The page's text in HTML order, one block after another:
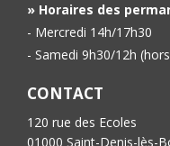
» Horaires des
- Mercredi 14h/17h30
- Samedi 9h30/12h
CONTACT
120 rue des Ecoles
01000 Saint-Denis-lès-